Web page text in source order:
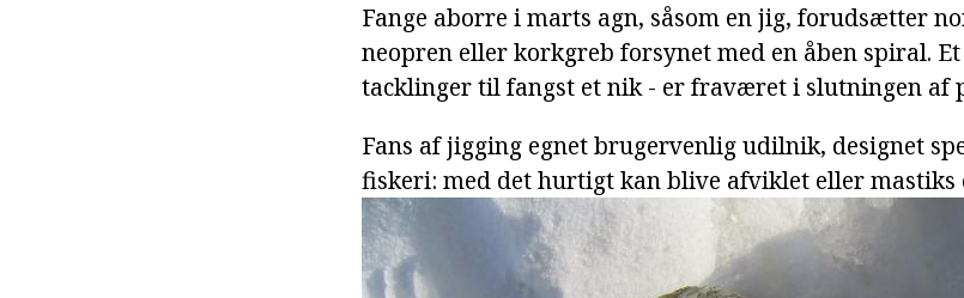
Fange aborre i marts agn, såsom en jig, forudsætter
neopren eller korkgreb forsynet med en åben spiral.
tacklinger til fangst et nik - er fraværet i slutningen af
Fans af jigging egnet brugervenlig udilnik, designet
fiskeri: med det hurtigt kan blive afviklet eller mastiks